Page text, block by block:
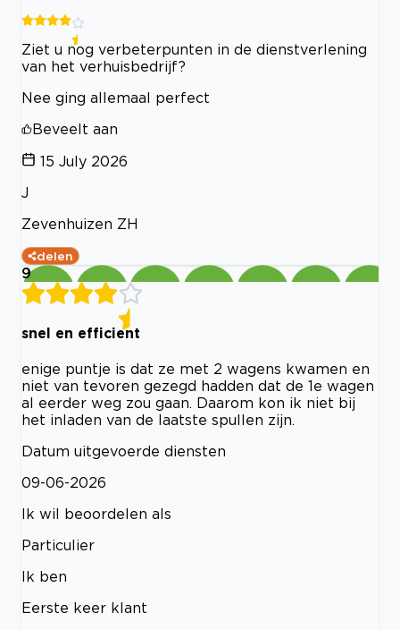
Ziet u nog verbeterpunten in de dienstverlening
van het verhuisbedrijf?
Nee ging allemaal perfect
Beveelt aan
15 July 2026
J
Zevenhuizen ZH
delen
9
snel en efficient
enige puntje is dat ze met 2 wagens kwamen en
niet van tevoren gezegd hadden dat de 1e wagen
al eerder weg zou gaan. Daarom kon ik niet bij
het inladen van de laatste spullen zijn.
Datum uitgevoerde diensten
09-06-2026
Ik wil beoordelen als
Particulier
Ik ben
Eerste keer klant